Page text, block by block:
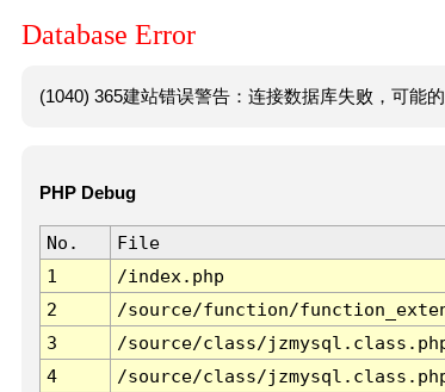
Database Error
(1040) 365建站错误警告：连接数据库失败，可能
PHP Debug
No. File
1
/index.php
2
/source/function/
3
/source/class/
4
/source/class/